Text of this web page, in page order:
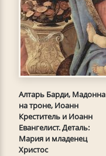
Алтарь Барди, Мадонна
на троне, Иоанн
Креститель и Иоанн
Евангелист. Деталь:
Мария и младенец
Христос